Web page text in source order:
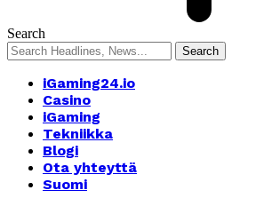
Search
iGaming24.io
Casino
iGaming
Tekniikka
Blogi
Ota yhteyttä
Suomi